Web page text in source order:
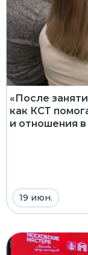
«После
как КСТ
и отношения
19 июн.